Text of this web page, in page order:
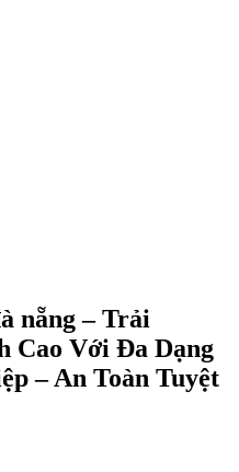
nẵng – Trải
Cao Với Đa Dạng
– An Toàn Tuyệt